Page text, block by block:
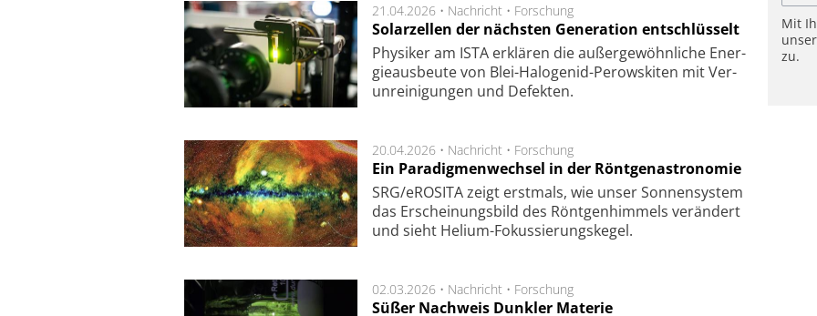
21.04.2026 • Nachricht • Forschung
Solarzellen der nächsten Generation entschlüsselt
Physiker am ISTA er­klä­ren die außer­ge­wöhn­li­che Ener­
gie­aus­beu­te von Blei-Halo­ge­nid-Perows­ki­ten mit Ver­
unrei­ni­gung­en und De­fek­ten.
20.04.2026 • Nachricht • Forschung
Ein Paradigmenwechsel in der Röntgenastronomie
SRG/eROSITA zeigt erst­mals, wie unser Son­nen­sys­tem
das Er­schei­nungs­bild des Rönt­gen­him­mels ver­än­dert
und sieht Helium-Fokus­sie­rungs­ke­gel.
02.03.2026 • Nachricht • Forschung
Süßer Nachweis Dunkler Materie
Mit
zu.